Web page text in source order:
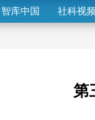
智库中国 社科视频
第